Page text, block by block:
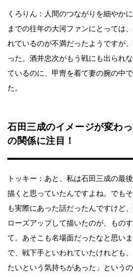
くろりん：人間のつながりを細やか
までの往年の大河ファンにとっては
れているのが不満だったようですが
った。酒井忠次がもう戦にも出られ
ているのに、甲冑を着て妻の腕の中
た。
石田三成のイメージが変わ
の関係に注目！
トッキー：あと、私は石田三成の最
描くと思っていたんですよね。でも
も実際にあった話だったんですけど
ローズアップして描いたのが、もの
て。あそこも名場面だったなと思い
で、戦下手といわれていたけれども
たいという気持ちがあった」という